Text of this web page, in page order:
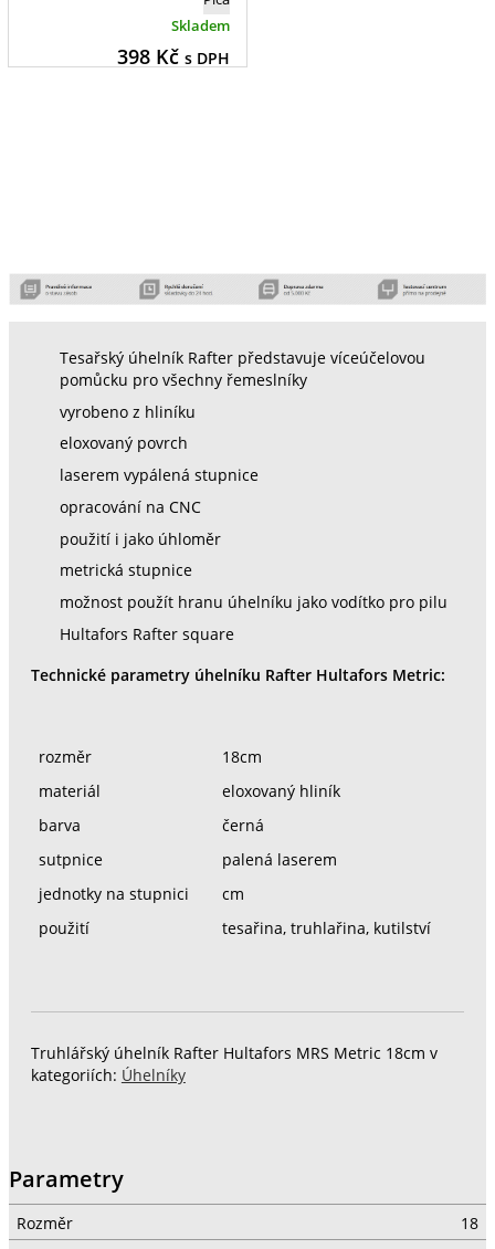
Skladem
398Kč s DPH
Tesařský úhelník Rafter představuje víceúčelovou
pomůcku pro všechny řemeslníky
vyrobeno z hliníku
eloxovaný povrch
laserem vypálená stupnice
opracování na CNC
použití i jako úhloměr
metrická stupnice
možnost použít hranu úhelníku jako vodítko pro pilu
Hultafors Rafter square
Technické parametry úhelníku Rafter Hultafors Metric:
rozměr
18cm
materiál
eloxovaný hliník
barva
černá
sutpnice
palená laserem
jednotky na stupnici
cm
použití
tesařina, truhlařina, kutilství
Truhlářský úhelník Rafter Hultafors MRS Metric 18cm v
kategoriích: Úhelníky
Parametry
Rozměr 18